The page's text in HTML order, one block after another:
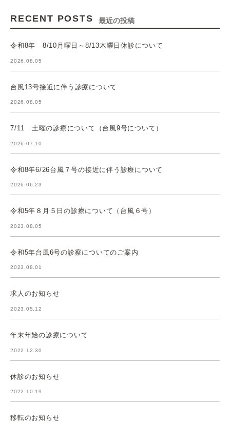
RECENT POSTS 最近の投稿
令和8年 8/10月曜日～8/13木曜日休診について
2026.08.05
台風13号接近に伴う診療について
2026.08.05
7/11 土曜の診療について（台風9号について）
2026.07.10
令和8年6/26台風７号の接近に伴う診療について
2026.06.23
令和5年８月５日の診療について（台風６号）
2023.08.05
令和5年台風6号の診察についてのご案内
2023.08.01
求人のお知らせ
2023.05.12
年末年始の診療について
2022.12.30
休診のお知らせ
2022.10.19
移転のお知らせ